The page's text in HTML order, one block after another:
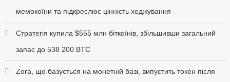
мемокоїни та підкреслює цінність хеджування
Стратегія купила $555 млн біткоїнів, збільшивши загальний
запас до 538 200 BTC
Zora, що базується на монетній базі, випустить токен після